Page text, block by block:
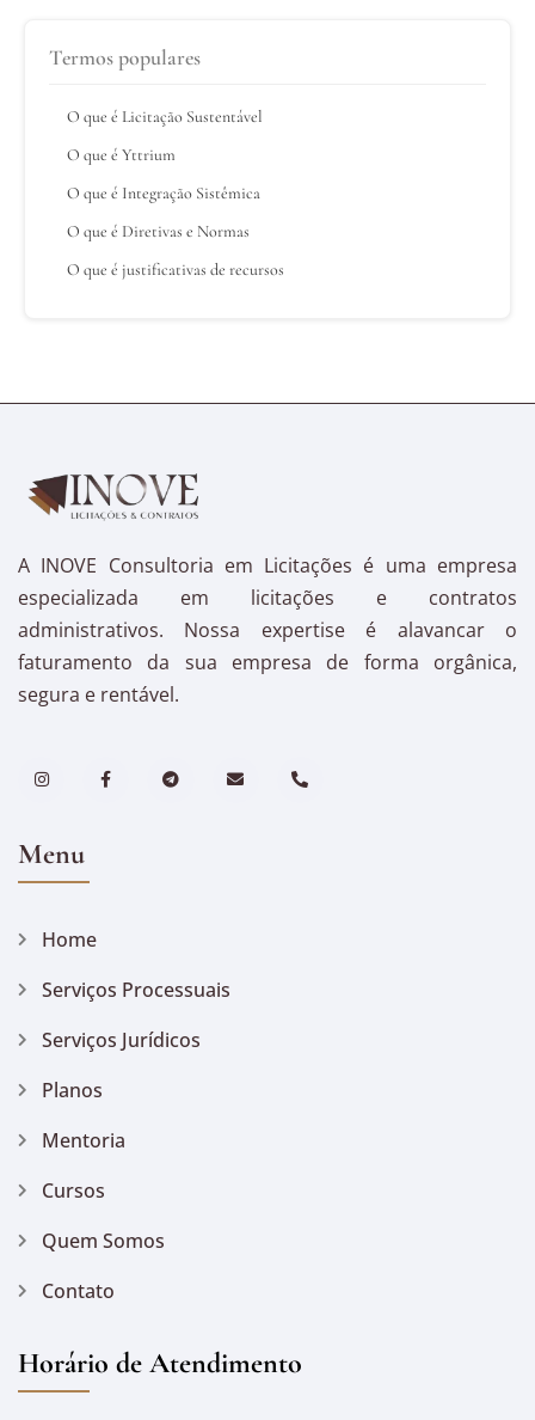
Termos populares
O que é Licitação Sustentável
O que é Yttrium
O que é Integração Sistêmica
O que é Diretivas e Normas
O que é justificativas de recursos
A INOVE Consultoria em Licitações é uma empresa
especializada em licitações e contratos
administrativos. Nossa expertise é alavancar o
faturamento da sua empresa de forma orgânica,
segura e rentável.
Menu
Home
Serviços Processuais
Serviços Jurídicos
Planos
Mentoria
Cursos
Quem Somos
Contato
Horário de Atendimento